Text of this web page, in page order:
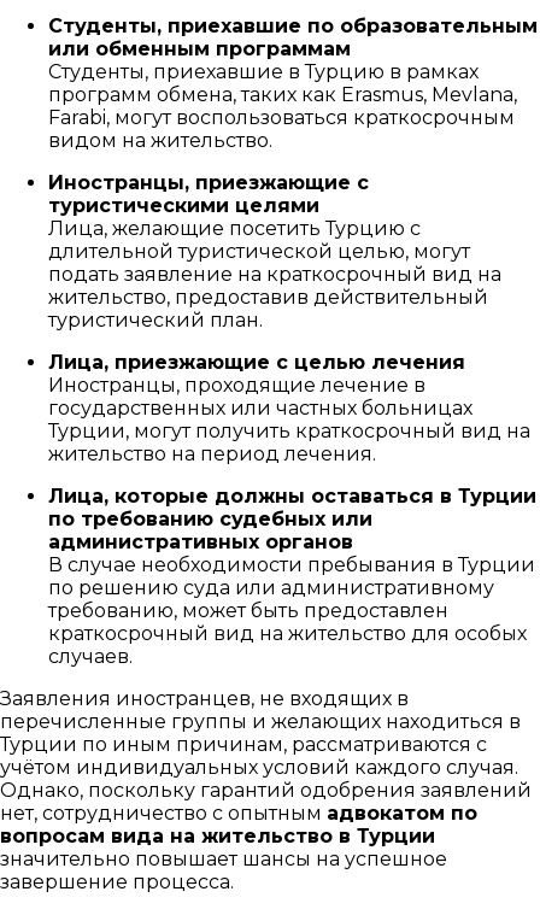
Студенты, приехавшие по образовательным
или обменным программам
Студенты, приехавшие в Турцию в рамках
программ обмена, таких как Erasmus, Mevlana,
Farabi, могут воспользоваться краткосрочным
видом на жительство.
Иностранцы, приезжающие с
туристическими целями
Лица, желающие посетить Турцию с
длительной туристической целью, могут
подать заявление на краткосрочный вид на
жительство, предоставив действительный
туристический план.
Лица, приезжающие с целью лечения
Иностранцы, проходящие лечение в
государственных или частных больницах
Турции, могут получить краткосрочный вид на
жительство на период лечения.
Лица, которые должны оставаться в Турции
по требованию судебных или
административных органов
В случае необходимости пребывания в Турции
по решению суда или административному
требованию, может быть предоставлен
краткосрочный вид на жительство для особых
случаев.
Заявления иностранцев, не входящих в
перечисленные группы и желающих находиться в
Турции по иным причинам, рассматриваются с
учётом индивидуальных условий каждого случая.
Однако, поскольку гарантий одобрения заявлений
нет, сотрудничество с опытным адвокатом по
вопросам вида на жительство в Турции
значительно повышает шансы на успешное
завершение процесса.